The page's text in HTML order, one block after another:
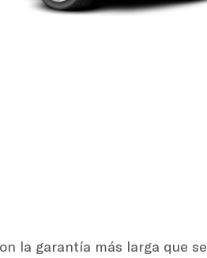
la garantía más larga que se